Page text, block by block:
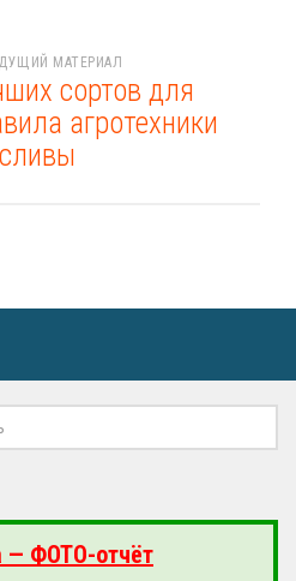
МАТЕРИАЛ
сортов для
агротехники
сливы
— ФОТО-отчёт